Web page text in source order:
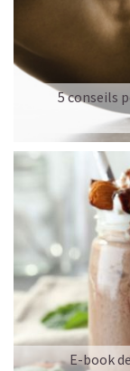
5 conseils
E-book